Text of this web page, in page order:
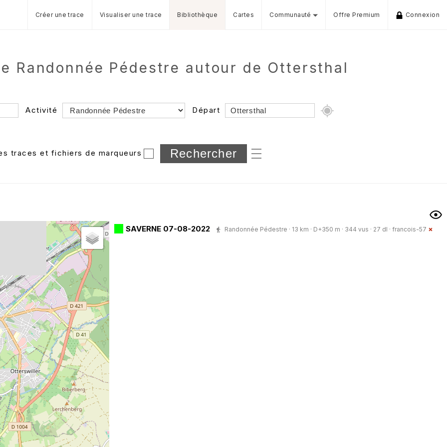
Créer une trace Visualiser une trace Bibliothèque Cartes Communauté Offre Premium Connexion
Randonnée Pédestre autour de Ottersthal
Activité Départ
Dossier
et sous-dossiers
traces et fichiers de marqueurs
SAVERNE 07-08-2022 Randonnée Pédestre · 13 km · D+350 m · 344 vus · 27 dl · francois-57